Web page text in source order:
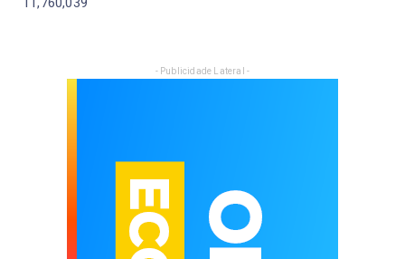
- Publicidade Lateral -